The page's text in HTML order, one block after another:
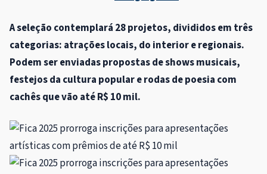
A seleção contemplará 28 projetos, divididos em três
categorias: atrações locais, do interior e regionais.
Podem ser enviadas propostas de shows musicais,
festejos da cultura popular e rodas de poesia com
cachês que vão até R$ 10 mil.